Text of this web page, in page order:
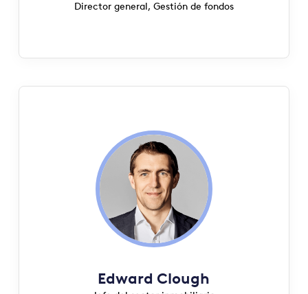
Director general, Gestión de fondos
Edward Clough